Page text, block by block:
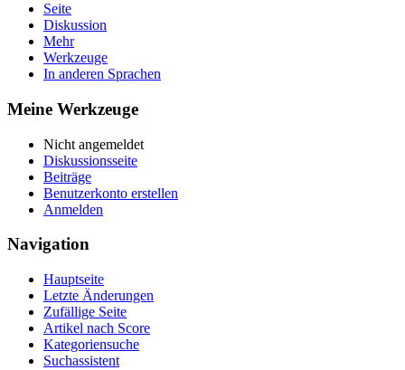
Seite
Diskussion
Mehr
Werkzeuge
In anderen Sprachen
Meine Werkzeuge
Nicht angemeldet
Diskussionsseite
Beiträge
Benutzerkonto erstellen
Anmelden
Navigation
Hauptseite
Letzte Änderungen
Zufällige Seite
Artikel nach Score
Kategoriensuche
Suchassistent